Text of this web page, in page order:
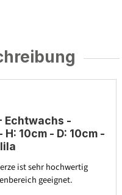
Echtwachs -
10cm - D: 10cm -
ist sehr hochwertig
geeignet.